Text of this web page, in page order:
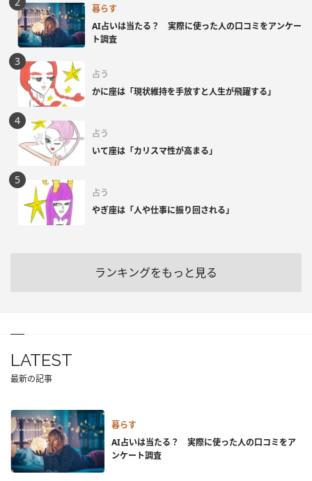
暮らす
AI占いは当たる？ 実際に使った人の口コミをアンケー
ト調査
占う
かに座は「現状維持を手放すと人生が飛躍する」
占う
いて座は「カリスマ性が高まる」
占う
やぎ座は「人や仕事に振り回される」
ランキングをもっと見る
LATEST
最新の記事
暮らす
AI占いは当たる？ 実際に使った人の口コミをア
ンケート調査